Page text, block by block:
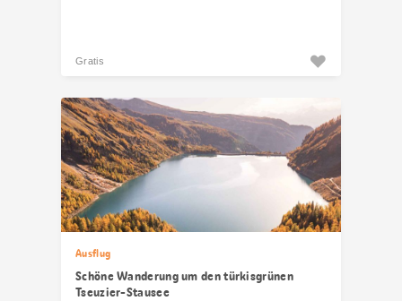
Gratis
Ausflug
Schöne Wanderung um den türkisgrünen
Tseuzier-Stausee